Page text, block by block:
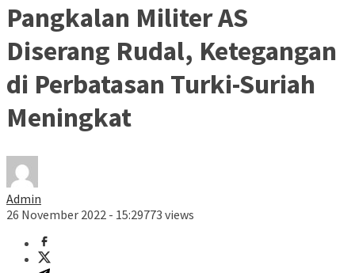
Pangkalan Militer AS
Diserang Rudal, Ketegangan
di Perbatasan Turki-Suriah
Meningkat
Admin
26 November 2022 - 15:29773 views